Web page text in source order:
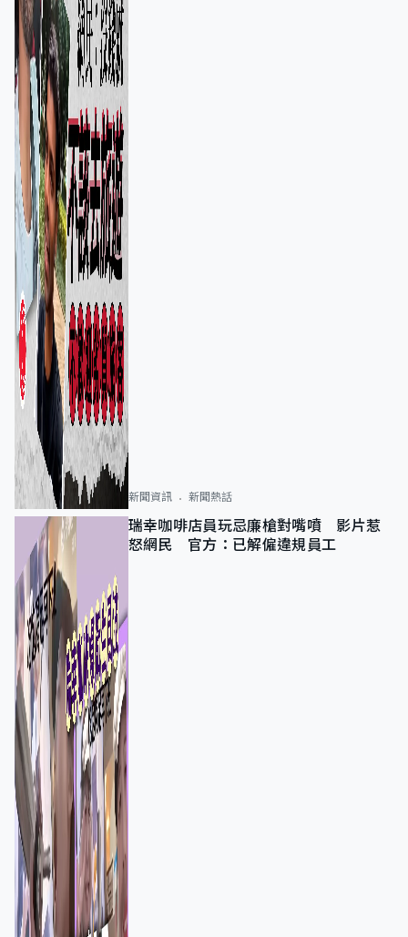
新聞資訊 新聞熱話
瑞幸咖啡店員玩忌廉槍對嘴噴 影片惹
怒網民 官方：已解僱違規員工